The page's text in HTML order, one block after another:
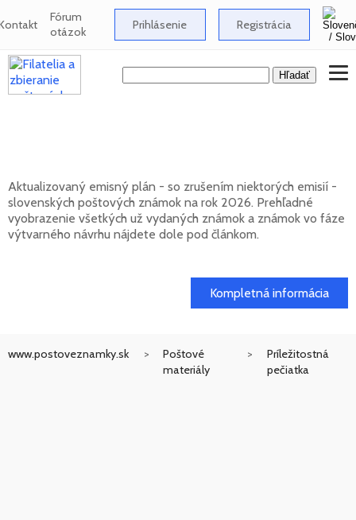
Fórum
otázok Prihlásenie Registrácia
Aktualizovaný emisný plán - so zrušením niektorých emisií -
slovenských poštových známok na rok 2026. Prehľadné
vyobrazenie všetkých už vydaných známok a známok vo fáze
výtvarného návrhu nájdete dole pod článkom.
Kompletná informácia
www.postoveznamky.sk
Poštové
materiály
Príležitostná
pečiatka